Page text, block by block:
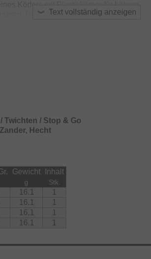
Text vollständig anzeigen
Köders mit Plastikkörper für höhere
Der sehr schlanke Köder in
im Köder angebracht und
Das innere Weight-Oscillation-
geräuschlos auf der SaqSas-
Rutenschlägen absolut geräuschlos.
unauffällig und ermöglicht eine sehr
Twichten / Stop & Go
Hecht
Gewicht Inhalt
g Stk.
16.1
1
16.1
1
16.1
1
16.1 1